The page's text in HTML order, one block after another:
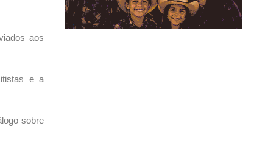
aos
e a
sobre